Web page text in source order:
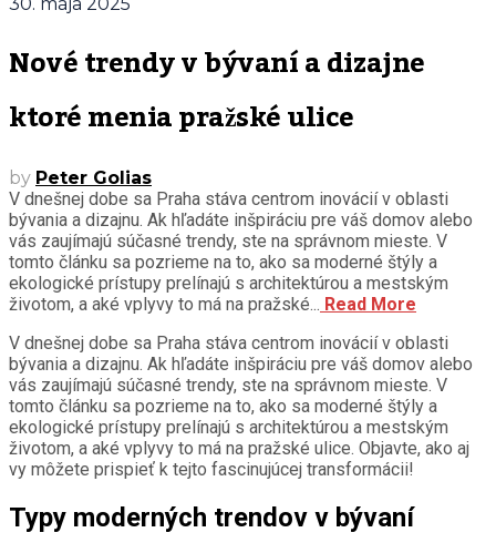
Nové trendy v bývaní a dizajne
ktoré menia pražské ulice
by Peter Golias
V dnešnej dobe sa Praha stáva centrom inovácií v oblasti
bývania a dizajnu. Ak hľadáte inšpiráciu pre váš domov alebo
vás zaujímajú súčasné trendy, ste na správnom mieste. V
tomto článku sa pozrieme na to, ako sa moderné štýly a
ekologické prístupy prelínajú s architektúrou a mestským
životom, a aké vplyvy to má na pražské... Read More
V dnešnej dobe sa Praha stáva centrom inovácií v oblasti
bývania a dizajnu. Ak hľadáte inšpiráciu pre váš domov alebo
vás zaujímajú súčasné trendy, ste na správnom mieste. V
tomto článku sa pozrieme na to, ako sa moderné štýly a
ekologické prístupy prelínajú s architektúrou a mestským
životom, a aké vplyvy to má na pražské ulice. Objavte, ako aj
vy môžete prispieť k tejto fascinujúcej transformácii!
Typy moderných trendov v bývaní